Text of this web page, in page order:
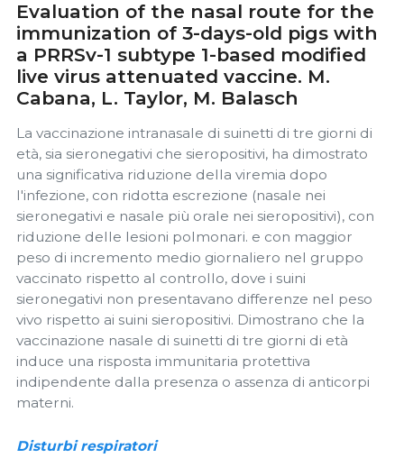
Evaluation of the nasal route for the
immunization of 3-days-old pigs with
a PRRSv-1 subtype 1-based modified
live virus attenuated vaccine. M.
Cabana, L. Taylor, M. Balasch
La vaccinazione intranasale di suinetti di tre giorni di
età, sia sieronegativi che sieropositivi, ha dimostrato
una significativa riduzione della viremia dopo
l'infezione, con ridotta escrezione (nasale nei
sieronegativi e nasale più orale nei sieropositivi), con
riduzione delle lesioni polmonari. e con maggior
peso di incremento medio giornaliero nel gruppo
vaccinato rispetto al controllo, dove i suini
sieronegativi non presentavano differenze nel peso
vivo rispetto ai suini sieropositivi. Dimostrano che la
vaccinazione nasale di suinetti di tre giorni di età
induce una risposta immunitaria protettiva
indipendente dalla presenza o assenza di anticorpi
materni.
Disturbi respiratori